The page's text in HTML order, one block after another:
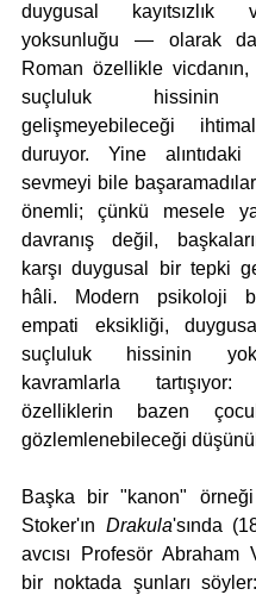
duygusal kayıtsızlık
yoksunluğu — olarak
Roman özellikle
suçluluk hissinin
gelişmeyebileceği
duruyor. Yine alıntıdaki
sevmeyi bile
önemli; çünkü mesele
davranış değil,
karşı duygusal bir tepki
hâli. Modern psikoloji
empati eksikliği,
suçluluk hissinin
kavramlarla
özelliklerin bazen
gözlemlenebileceği
Başka bir "kanon"
Stoker'ın Drakula'sında
avcısı Profesör Abraham
bir noktada şunları